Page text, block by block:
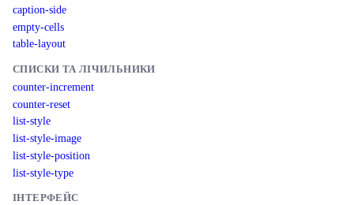
caption-side
empty-cells
table-layout
СПИСКИ ТА ЛІЧИЛЬНИКИ
counter-increment
counter-reset
list-style
list-style-image
list-style-position
list-style-type
ІНТЕРФЕЙС